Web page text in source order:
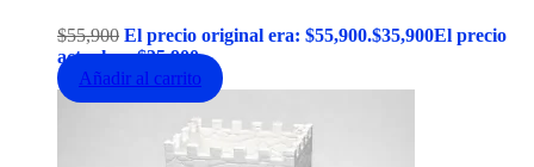
$55,900 El precio original era: $55,900.$35,900El precio
actual es: $35,900.
Añadir al carrito